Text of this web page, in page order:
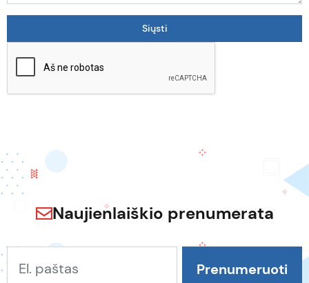
Naujienlaiškio prenumerata